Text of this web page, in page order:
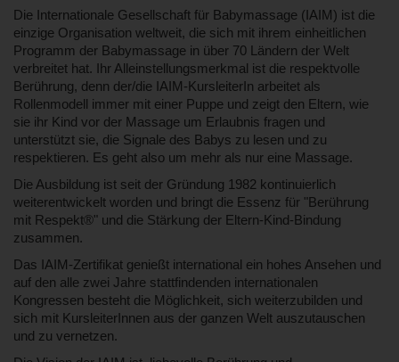
Die Internationale Gesellschaft für Babymassage (IAIM) ist die
einzige Organisation weltweit, die sich mit ihrem einheitlichen
Programm der Babymassage in über 70 Ländern der Welt
verbreitet hat. Ihr Alleinstellungsmerkmal ist die respektvolle
Berührung, denn der/die IAIM-KursleiterIn arbeitet als
Rollenmodell immer mit einer Puppe und zeigt den Eltern, wie
sie ihr Kind vor der Massage um Erlaubnis fragen und
unterstützt sie, die Signale des Babys zu lesen und zu
respektieren. Es geht also um mehr als nur eine Massage.
Die Ausbildung ist seit der Gründung 1982 kontinuierlich
weiterentwickelt worden und bringt die Essenz für "Berührung
mit Respekt®" und die Stärkung der Eltern-Kind-Bindung
zusammen.
Das IAIM-Zertifikat genießt international ein hohes Ansehen und
auf den alle zwei Jahre stattfindenden internationalen
Kongressen besteht die Möglichkeit, sich weiterzubilden und
sich mit KursleiterInnen aus der ganzen Welt auszutauschen
und zu vernetzen.